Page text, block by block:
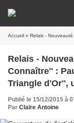
Accueil » Relais - Nouveauté ''Association
Relais -
Connaître'' :
Triangle d'Or'',
mael-editions.fr
Publié le 15/12/2015 à
Par Claire Antoine